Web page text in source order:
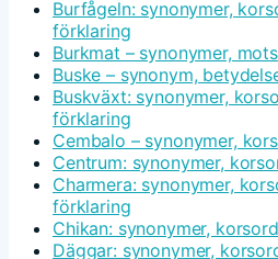
Burfågeln: synonymer,
förklaring
Burkmat – synonymer,
Buske – synonym,
Buskväxt: synonymer,
förklaring
Cembalo – synonymer,
Centrum: synonymer,
Charmera: synonymer,
förklaring
Chikan: synonymer,
Däggar: synonymer,